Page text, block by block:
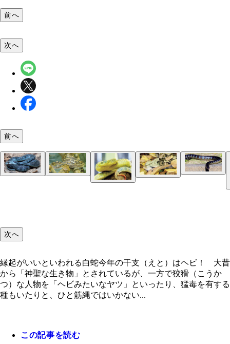
前へ
アミメニシキヘビ
アミメニシキヘビ
オオアナコンダ
インドニシキヘビ
ヤマカガシ（写真提供／ジャパン・スネークセン
ハブ
セイブガボンアダー
エラブウミヘビ
次へ
前へ
次へ
縁起がいいといわれる白蛇今年の干支（えと）はヘビ！ 大昔
から「神聖な生き物」とされているが、一方で狡猾（こうか
つ）な人物を「ヘビみたいなヤツ」といったり、猛毒を有する
種もいたりと、ひと筋縄ではいかない...
この記事を読む